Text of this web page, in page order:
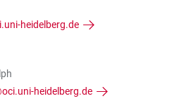
heidelberg.de
heidelberg.de